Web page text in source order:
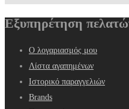
Εξυπηρέτηση
Ο λογαριασμός μου
Λίστα αγαπημένων
Ιστορικό παραγγελιών
Brands